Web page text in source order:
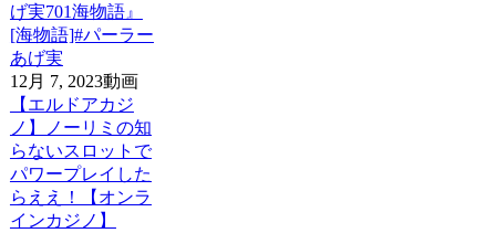
げ実701海物語』
[海物語]#パーラー
あげ実
12月 7, 2023動画
【エルドアカジ
ノ】ノーリミの知
らないスロットで
パワープレイした
らええ！【オンラ
インカジノ】